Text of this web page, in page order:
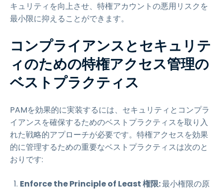
キュリティを向上させ、特権アカウントの悪用リスクを
最小限に抑えることができます。
コンプライアンスとセキュリテ
ィのための特権アクセス管理の
ベストプラクティス
PAMを効果的に実装するには、セキュリティとコンプラ
イアンスを確保するためのベストプラクティスを取り入
れた戦略的アプローチが必要です。特権アクセスを効果
的に管理するための重要なベストプラクティスは次のと
おりです:
Enforce the Principle of Least 権限:最小権限の原